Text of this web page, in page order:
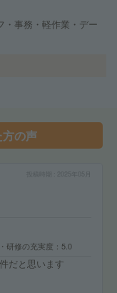
・事務・軽作業・デー
の声
2025年05月
研修の充実度 5.0
だと思います